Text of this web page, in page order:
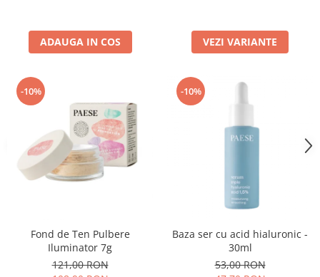
ADAUGA IN COS VEZI VARIANTE
-10%
Fond de Ten Pulbere
Iluminator 7g
121,00 RON
-10%
Baza ser cu acid hialuronic -
30ml
53,00 RON